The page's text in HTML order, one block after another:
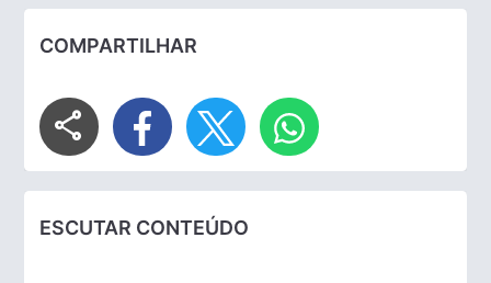
COMPARTILHAR
share
ESCUTAR CONTEÚDO